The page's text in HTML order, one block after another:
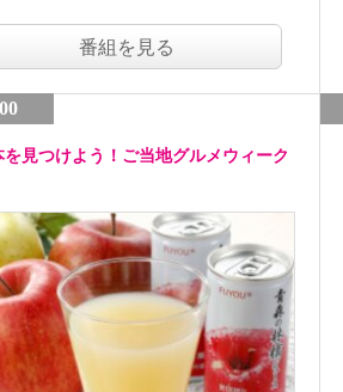
番組を見る
を見つけよう！ご当地グルメウィーク